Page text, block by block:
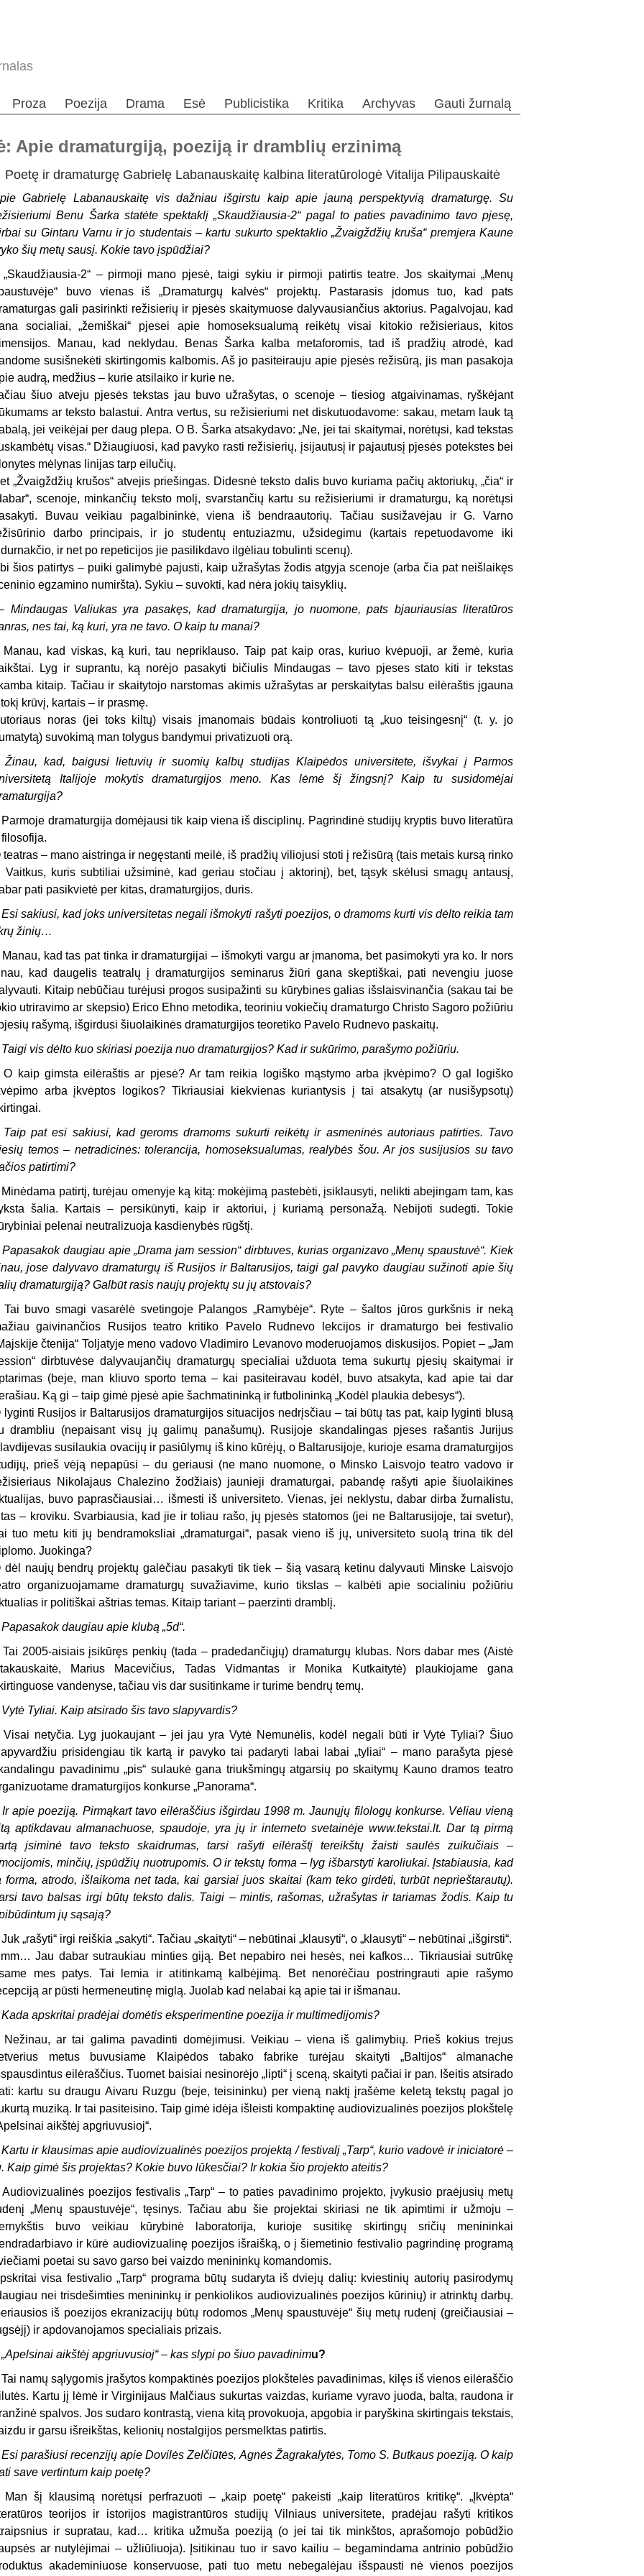
Proza Poezija Drama Esė Publicistika Kritika Archyvas Gauti žurnalą
Apie dramaturgiją, poeziją ir dramblių erzinimą
Poetę ir dramaturgę Gabrielę Labanauskaitę kalbina literatūrologė Vitalija Pilipauskaitė
Gabrielę Labanauskaitę vis dažniau išgirstu kaip apie jauną perspektyvią dramaturgę. Su
Benu Šarka statėte spektaklį „Skaudžiausia-2“ pagal to paties pavadinimo tavo pjesę,
su Gintaru Varnu ir jo studentais – kartu sukurto spektaklio „Žvaigždžių kruša“ premjera Kaune
šių metų sausį. Kokie tavo įspūdžiai?
„Skaudžiausia-2“ – pirmoji mano pjesė, taigi sykiu ir pirmoji patirtis teatre. Jos skaitymai „Menų
buvo vienas iš „Dramaturgų kalvės“ projektų. Pastarasis įdomus tuo, kad pats
gali pasirinkti režisierių ir pjesės skaitymuose dalyvausiančius aktorius. Pagalvojau, kad
socialiai, „žemiškai“ pjesei apie homoseksualumą reikėtų visai kitokio režisieriaus, kitos
Manau, kad neklydau. Benas Šarka kalba metaforomis, tad iš pradžių atrodė, kad
susišnekėti skirtingomis kalbomis. Aš jo pasiteirauju apie pjesės režisūrą, jis man pasakoja
audrą, medžius – kurie atsilaiko ir kurie ne.
šiuo atveju pjesės tekstas jau buvo užrašytas, o scenoje – tiesiog atgaivinamas, ryškėjant
ar teksto balastui. Antra vertus, su režisieriumi net diskutuodavome: sakau, metam lauk tą
jei veikėjai per daug plepa. O B. Šarka atsakydavo: „Ne, jei tai skaitymai, norėtųsi, kad tekstas
visas.“ Džiaugiuosi, kad pavyko rasti režisierių, įsijautusį ir pajautusį pjesės potekstes bei
mėlynas linijas tarp eilučių.
„Žvaigždžių krušos“ atvejis priešingas. Didesnė teksto dalis buvo kuriama pačių aktoriukų, „čia“ ir
scenoje, minkančių teksto molį, svarstančių kartu su režisieriumi ir dramaturgu, ką norėtųsi
Buvau veikiau pagalbininkė, viena iš bendraautorių. Tačiau susižavėjau ir G. Varno
darbo principais, ir jo studentų entuziazmu, užsidegimu (kartais repetuodavome iki
ir net po repeticijos jie pasilikdavo ilgėliau tobulinti scenų).
šios patirtys – puiki galimybė pajusti, kaip užrašytas žodis atgyja scenoje (arba čia pat neišlaikęs
egzamino numiršta). Sykiu – suvokti, kad nėra jokių taisyklių.
Mindaugas Valiukas yra pasakęs, kad dramaturgija, jo nuomone, pats bjauriausias literatūros
nes tai, ką kuri, yra ne tavo. O kaip tu manai?
Manau, kad viskas, ką kuri, tau nepriklauso. Taip pat kaip oras, kuriuo kvėpuoji, ar žemė, kuria
Lyg ir suprantu, ką norėjo pasakyti bičiulis Mindaugas – tavo pjeses stato kiti ir tekstas
kitaip. Tačiau ir skaitytojo narstomas akimis užrašytas ar perskaitytas balsu eilėraštis įgauna
krūvį, kartais – ir prasmę.
noras (jei toks kiltų) visais įmanomais būdais kontroliuoti tą „kuo teisingesnį“ (t. y. jo
suvokimą man tolygus bandymui privatizuoti orą.
Žinau, kad, baigusi lietuvių ir suomių kalbų studijas Klaipėdos universitete, išvykai į Parmos
Italijoje mokytis dramaturgijos meno. Kas lėmė šį žingsnį? Kaip tu susidomėjai
dramaturgija domėjausi tik kaip viena iš disciplinų. Pagrindinė studijų kryptis buvo literatūra
filosofija.
teatras – mano aistringa ir negęstanti meilė, iš pradžių viliojusi stoti į režisūrą (tais metais kursą rinko
Vaitkus, kuris subtiliai užsiminė, kad geriau stočiau į aktorinį), bet, tąsyk skėlusi smagų antausį,
pati pasikvietė per kitas, dramaturgijos, duris.
sakiusi, kad joks universitetas negali išmokyti rašyti poezijos, o dramoms kurti vis dėlto reikia tam
žinių…
kad tas pat tinka ir dramaturgijai – išmokyti vargu ar įmanoma, bet pasimokyti yra ko. Ir nors
kad daugelis teatralų į dramaturgijos seminarus žiūri gana skeptiškai, pati nevengiu juose
Kitaip nebūčiau turėjusi progos susipažinti su kūrybines galias išslaisvinančia (sakau tai be
utriravimo ar skepsio) Erico Ehno metodika, teoriniu vokiečių dramaturgo Christo Sagoro požiūriu
rašymą, išgirdusi šiuolaikinės dramaturgijos teoretiko Pavelo Rudnevo paskaitų.
vis dėlto kuo skiriasi poezija nuo dramaturgijos? Kad ir sukūrimo, parašymo požiūriu.
O kaip gimsta eilėraštis ar pjesė? Ar tam reikia logiško mąstymo arba įkvėpimo? O gal logiško
arba įkvėptos logikos? Tikriausiai kiekvienas kuriantysis į tai atsakytų (ar nusišypsotų)
Taip pat esi sakiusi, kad geroms dramoms sukurti reikėtų ir asmeninės autoriaus patirties. Tavo
temos – netradicinės: tolerancija, homoseksualumas, realybės šou. Ar jos susijusios su tavo
patirtimi?
patirtį, turėjau omenyje ką kitą: mokėjimą pastebėti, įsiklausyti, nelikti abejingam tam, kas
šalia. Kartais – persikūnyti, kaip ir aktoriui, į kuriamą personažą. Nebijoti sudegti. Tokie
pelenai neutralizuoja kasdienybės rūgštį.
daugiau apie „Drama jam session“ dirbtuves, kurias organizavo „Menų spaustuvė“. Kiek
jose dalyvavo dramaturgų iš Rusijos ir Baltarusijos, taigi gal pavyko daugiau sužinoti apie šių
dramaturgiją? Galbūt rasis naujų projektų su jų atstovais?
Tai buvo smagi vasarėlė svetingoje Palangos „Ramybėje“. Ryte – šaltos jūros gurkšnis ir neką
gaivinančios Rusijos teatro kritiko Pavelo Rudnevo lekcijos ir dramaturgo bei festivalio
čtenija“ Toljatyje meno vadovo Vladimiro Levanovo moderuojamos diskusijos. Popiet – „Jam
dirbtuvėse dalyvaujančių dramaturgų specialiai užduota tema sukurtų pjesių skaitymai ir
(beje, man kliuvo sporto tema – kai pasiteiravau kodėl, buvo atsakyta, kad apie tai dar
Ką gi – taip gimė pjesė apie šachmatininką ir futbolininką „Kodėl plaukia debesys“).
lyginti Rusijos ir Baltarusijos dramaturgijos situacijos nedrįsčiau – tai būtų tas pat, kaip lyginti blusą
drambliu (nepaisant visų jų galimų panašumų). Rusijoje skandalingas pjeses rašantis Jurijus
susilaukia ovacijų ir pasiūlymų iš kino kūrėjų, o Baltarusijoje, kurioje esama dramaturgijos
prieš vėją nepapūsi – du geriausi (ne mano nuomone, o Minsko Laisvojo teatro vadovo ir
Nikolajaus Chalezino žodžiais) jaunieji dramaturgai, pabandę rašyti apie šiuolaikines
buvo paprasčiausiai… išmesti iš universiteto. Vienas, jei neklystu, dabar dirba žurnalistu,
– kroviku. Svarbiausia, kad jie ir toliau rašo, jų pjesės statomos (jei ne Baltarusijoje, tai svetur),
tuo metu kiti jų bendramoksliai „dramaturgai“, pasak vieno iš jų, universiteto suolą trina tik dėl
Juokinga?
dėl naujų bendrų projektų galėčiau pasakyti tik tiek – šią vasarą ketinu dalyvauti Minske Laisvojo
organizuojamame dramaturgų suvažiavime, kurio tikslas – kalbėti apie socialiniu požiūriu
ir politiškai aštrias temas. Kitaip tariant – paerzinti dramblį.
daugiau apie klubą „5d“.
2005-aisiais įsikūręs penkių (tada – pradedančiųjų) dramaturgų klubas. Nors dabar mes (Aistė
Marius Macevičius, Tadas Vidmantas ir Monika Kutkaitytė) plaukiojame gana
vandenyse, tačiau vis dar susitinkame ir turime bendrų temų.
Tyliai. Kaip atsirado šis tavo slapyvardis?
Visai netyčia. Lyg juokaujant – jei jau yra Vytė Nemunėlis, kodėl negali būti ir Vytė Tyliai? Šiuo
prisidengiau tik kartą ir pavyko tai padaryti labai labai „tyliai“ – mano parašyta pjesė
pavadinimu „pis“ sulaukė gana triukšmingų atgarsių po skaitymų Kauno dramos teatro
dramaturgijos konkurse „Panorama“.
apie poeziją. Pirmąkart tavo eilėraščius išgirdau 1998 m. Jaunųjų filologų konkurse. Vėliau vieną
aptikdavau almanachuose, spaudoje, yra jų ir interneto svetainėje www.tekstai.lt. Dar tą pirmą
įsiminė tavo teksto skaidrumas, tarsi rašyti eilėraštį tereikštų žaisti saulės zuikučiais –
minčių, įspūdžių nuotrupomis. O ir tekstų forma – lyg išbarstyti karoliukai. Įstabiausia, kad
forma, atrodo, išlaikoma net tada, kai garsiai juos skaitai (kam teko girdėti, turbūt neprieštarautų).
tavo balsas irgi būtų teksto dalis. Taigi – mintis, rašomas, užrašytas ir tariamas žodis. Kaip tu
jų sąsają?
„rašyti“ irgi reiškia „sakyti“. Tačiau „skaityti“ – nebūtinai „klausyti“, o „klausyti“ – nebūtinai „išgirsti“.
Jau dabar sutraukiau minties giją. Bet nepabiro nei hesės, nei kafkos… Tikriausiai sutrūkę
mes patys. Tai lemia ir atitinkamą kalbėjimą. Bet nenorėčiau postringrauti apie rašymo
ar pūsti hermeneutinę miglą. Juolab kad nelabai ką apie tai ir išmanau.
apskritai pradėjai domėtis eksperimentine poezija ir multimedijomis?
Nežinau, ar tai galima pavadinti domėjimusi. Veikiau – viena iš galimybių. Prieš kokius trejus
metus buvusiame Klaipėdos tabako fabrike turėjau skaityti „Baltijos“ almanache
eilėraščius. Tuomet baisiai nesinorėjo „lipti“ į sceną, skaityti pačiai ir pan. Išeitis atsirado
kartu su draugu Aivaru Ruzgu (beje, teisininku) per vieną naktį įrašėme keletą tekstų pagal jo
muziką. Ir tai pasiteisino. Taip gimė idėja išleisti kompaktinę audiovizualinės poezijos plokštelę
aikštėj apgriuvusioj“.
ir klausimas apie audiovizualinės poezijos projektą / festivalį „Tarp“, kurio vadovė ir iniciatorė –
Kaip gimė šis projektas? Kokie buvo lūkesčiai? Ir kokia šio projekto ateitis?
poezijos festivalis „Tarp“ – to paties pavadinimo projekto, įvykusio praėjusių metų
„Menų spaustuvėje“, tęsinys. Tačiau abu šie projektai skiriasi ne tik apimtimi ir užmoju –
buvo veikiau kūrybinė laboratorija, kurioje susitikę skirtingų sričių menininkai
ir kūrė audiovizualinę poezijos išraišką, o į šiemetinio festivalio pagrindinę programą
poetai su savo garso bei vaizdo menininkų komandomis.
visa festivalio „Tarp“ programa būtų sudaryta iš dviejų dalių: kviestinių autorių pasirodymų
nei trisdešimties menininkų ir penkiolikos audiovizualinės poezijos kūrinių) ir atrinktų darbų.
iš poezijos ekranizacijų būtų rodomos „Menų spaustuvėje“ šių metų rudenį (greičiausiai –
ir apdovanojamos specialiais prizais.
aikštėj apgriuvusioj“ – kas slypi po šiuo pavadinimu?
namų sąlygomis įrašytos kompaktinės poezijos plokštelės pavadinimas, kilęs iš vienos eilėraščio
Kartu jį lėmė ir Virginijaus Malčiaus sukurtas vaizdas, kuriame vyravo juoda, balta, raudona ir
spalvos. Jos sudaro kontrastą, viena kitą provokuoja, apgobia ir paryškina skirtingais tekstais,
ir garsu išreikštas, kelionių nostalgijos persmelktas patirtis.
parašiusi recenzijų apie Dovilės Zelčiūtės, Agnės Žagrakalytės, Tomo S. Butkaus poeziją. O kaip
save vertintum kaip poetę?
Man šį klausimą norėtųsi perfrazuoti – „kaip poetę“ pakeisti „kaip literatūros kritikę“. „Įkvėpta“
teorijos ir istorijos magistrantūros studijų Vilniaus universitete, pradėjau rašyti kritikos
ir supratau, kad… kritika užmuša poeziją (o jei tai tik minkštos, aprašomojo pobūdžio
ar nutylėjimai – užliūliuoja). Įsitikinau tuo ir savo kailiu – begamindama antrinio pobūdžio
akademiniuose konservuose, pati tuo metu nebegalėjau išspausti nė vienos poezijos